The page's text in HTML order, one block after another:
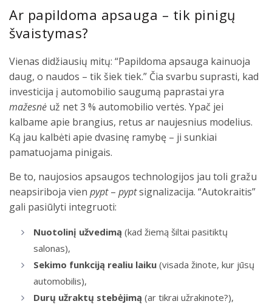
Ar papildoma apsauga – tik pinigų
švaistymas?
Vienas didžiausių mitų: “Papildoma apsauga kainuoja
daug, o naudos – tik šiek tiek.” Čia svarbu suprasti, kad
investicija į automobilio saugumą paprastai yra
mažesnė už net 3 % automobilio vertės. Ypač jei
kalbame apie brangius, retus ar naujesnius modelius.
Ką jau kalbėti apie dvasinę ramybę – ji sunkiai
pamatuojama pinigais.
Be to, naujosios apsaugos technologijos jau toli gražu
neapsiriboja vien pypt– pyptsignalizacija. “Autokraitis”
gali pasiūlyti integruoti:
Nuotolinį užvedimą (kad žiemą šiltai pasitiktų
salonas),
Sekimo funkciją realiu laiku (visada žinote, kur jūsų
automobilis),
Durų užraktų stebėjimą (ar tikrai užrakinote?),